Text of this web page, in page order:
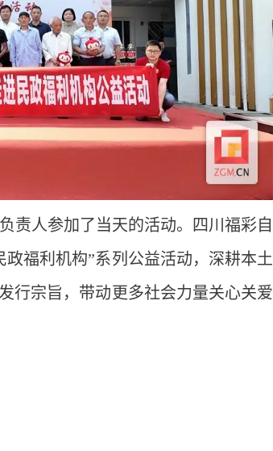
责人参加了当天的活动。四川福彩自
福利机构”系列公益活动，深耕本土
行宗旨，带动更多社会力量关心关爱